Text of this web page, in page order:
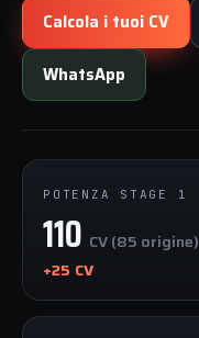
Calcola i tuoi CV
WhatsApp
POTENZA STAGE 1
110 CV (85 origine)
+25 CV